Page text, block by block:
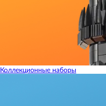
Коллекционные наборы